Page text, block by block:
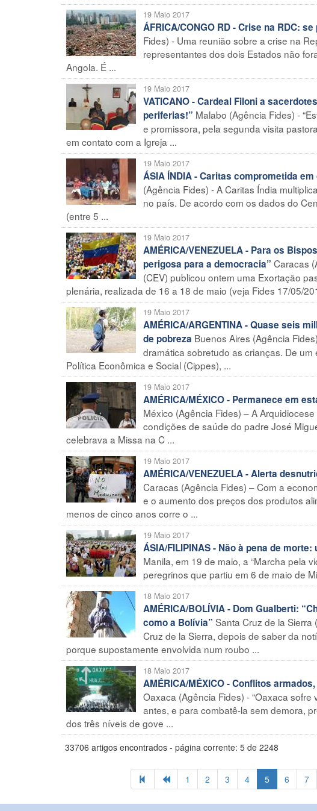
19 Maio 2017
ÁFRICA/CONGO RD - Crise na RDC:
Fides) - Uma reunião sobre a crise na
representantes dos dois Estados não
Angola. É ...
19 Maio 2017
VATICANO - Cardeal Filoni a
periferias!” Malabo (Agência Fides) -
e promissora, pela segunda visita
em contato com a Igreja ...
19 Maio 2017
ÁSIA ÍNDIA - Caritas comprometida
(Agência Fides) - A Caritas Índia
no país. De acordo com os dados do
(entre 5 ...
19 Maio 2017
AMÉRICA/VENEZUELA - Para os
perigosa para a democracia” Caracas
(CEV) publicou ontem uma Exortação
plenária, realizada de 16 a 18 de maio (veja Fides 17/05/
19 Maio 2017
AMÉRICA/ARGENTINA - Quase seis
de pobreza Buenos Aires (Agência
dramática sobretudo as crianças. De
Política Econômica e Social (Cippes), ...
19 Maio 2017
AMÉRICA/MÉXICO - Permanece em
México (Agência Fides) – A
condições de saúde do padre José
celebrava a Missa na C ...
19 Maio 2017
AMÉRICA/VENEZUELA - Alerta
Caracas (Agência Fides) – Com a
e o aumento dos preços dos produtos
menos de cinco anos corre o ...
19 Maio 2017
ÁSIA/FILIPINAS - Não à pena de
Manila, em 19 de maio, a “Marcha pela
peregrinos que partiu em 6 de maio de
18 Maio 2017
AMÉRICA/BOLÍVIA - Dom Gualberti:
como a Bolívia” Santa Cruz de la Sierra
Cruz de la Sierra, depois de saber da
porque supostamente envolvida num roubo ...
18 Maio 2017
AMÉRICA/MÉXICO - Conflitos
Oaxaca (Agência Fides) - “Oaxaca
antes, e para combatê-la sem demora,
dos três níveis de gove ...
33706 artigos encontrados - página corrente: 5 de 2248
1 2 3 4 5 6 7